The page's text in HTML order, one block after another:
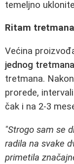
temeljno
Ritam tretmana
Većina
jednog
tretmana.
prorede,
čak i na 2-3
"Strogo sam se
radila na svake
primetila